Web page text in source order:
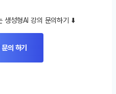
생성형AI 강의 문의하기 ⬇️
의 하기